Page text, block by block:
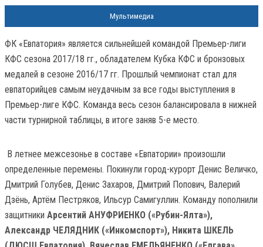
Мультимедиа
ФК «Евпатория» является сильнейшей командой Премьер-лиги
КФС сезона 2017/18 гг., обладателем Кубка КФС и бронзовых
медалей в сезоне 2016/17 гг. Прошлый чемпионат стал для
евпаторийцев самым неудачным за все годы выступления в
Премьер-лиге КФС. Команда весь сезон балансировала в нижней
части турнирной таблицы, в итоге заняв 5-е место.
В летнее межсезонье в составе «Евпатории» произошли
определенные перемены. Покинули город-курорт Денис Величко,
Дмитрий Голубев, Денис Захаров, Дмитрий Попович, Валерий
Дзёнь, Артём Пестряков, Ильсур Самигуллин. Команду пополнили
защитники Арсентий АНУФРИЕНКО («Рубин-Ялта»),
Александр ЧЕЛЯДНИК («Инкомспорт»), Никита ШКЕЛЬ